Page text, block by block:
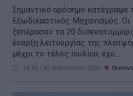
Σημαντικό ορόσημο κατέγραψε
Εξωδικαστικός Μηχανισμός. Οι
ξεπέρασαν τα 20
έναρξη λειτουργίας της
μέχρι το τέλος Ιουλίου, έχο...
18:03 | 05 Αυγούστου 2026